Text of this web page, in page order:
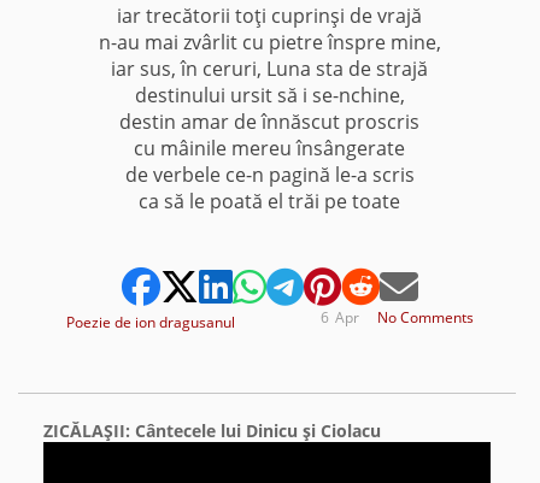
iar trecătorii toţi cuprinşi de vrajă
n-au mai zvârlit cu pietre înspre mine,
iar sus, în ceruri, Luna sta de strajă
destinului ursit să i se-nchine,
destin amar de înnăscut proscris
cu mâinile mereu însângerate
de verbele ce-n pagină le-a scris
ca să le poată el trăi pe toate
Poezie de ion dragusanul No Comments
Apr
6
ZICĂLAŞII: Cântecele lui Dinicu şi Ciolacu